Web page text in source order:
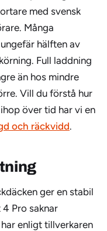
med svensk
Många
hälften av
Full laddning
än hos mindre
Vill du förstå hur
över tid har vi en
och räckvidd.
ger en stabil
Pro saknar
enligt tillverkaren